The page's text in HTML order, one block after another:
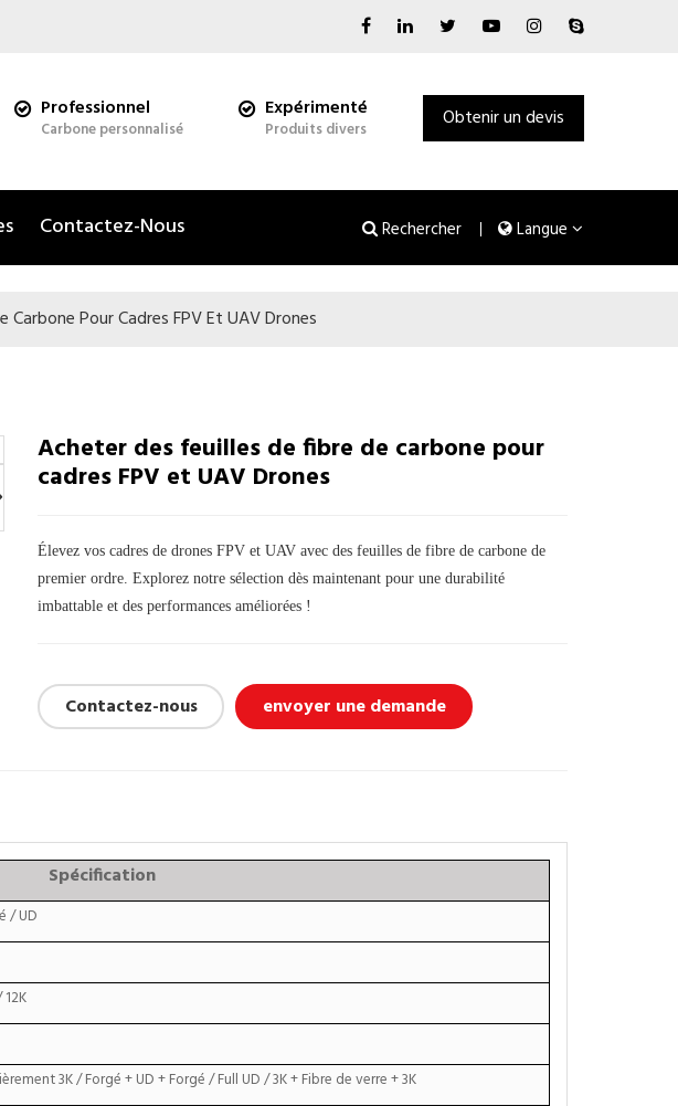
Professionnel
Carbone personnalisé
Expérimenté
Produits divers Obtenir un devis
Contactez-Nous Langue
Rechercher
Carbone Pour Cadres FPV Et UAV Drones
Acheter des feuilles de fibre de carbone pour
cadres FPV et UAV Drones
Élevez vos cadres de drones FPV et UAV avec des feuilles de fibre de carbone de
premier ordre. Explorez notre sélection dès maintenant pour une durabilité
imbattable et des performances améliorées !
Contactez-nous envoyer une demande
Spécification
/ UD
3K / Forgé + UD + Forgé / Full UD / 3K + Fibre de verre + 3K